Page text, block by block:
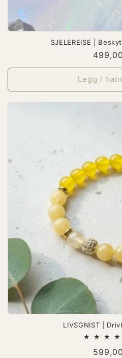
SJELEREISE |
Vanlig
pris
Legg i
LIVSGNIST |
Vanlig